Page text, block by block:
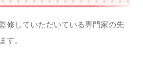
修していただいている専門家の先
す。